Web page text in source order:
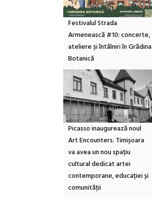
Festivalul Strada
Armenească #10: concerte,
ateliere și întâlniri în Grădina
Botanică
Picasso inaugurează noul
Art Encounters. Timișoara
va avea un nou spațiu
cultural dedicat artei
contemporane, educației și
comunității